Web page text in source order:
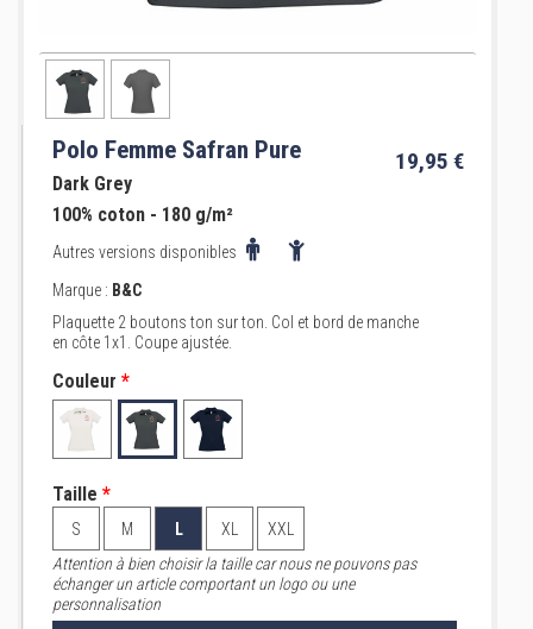
Polo Femme Safran Pure 19,95 €
Dark Grey
100% coton - 180 g/m²
Autres versions disponibles
Marque : B&C
Plaquette 2 boutons ton sur ton. Col et bord de manche
en côte 1x1. Coupe ajustée.
Couleur *
Taille *
S M L XL
XXL
Attention à bien choisir la taille car nous ne pouvons pas
échanger un article comportant un logo ou une
personnalisation